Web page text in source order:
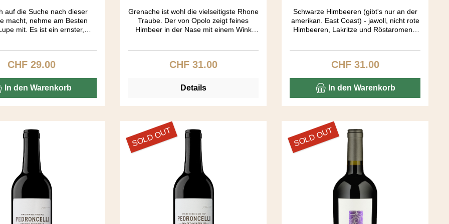
auf die Suche nach dieser
macht, nehme am Besten
mit. Es ist ein ernster,
Ausnahmewein.
Regulärer Preis:
CHF 29.00
In den Warenkorb
Grenache ist wohl die vielseitigste Rhone
Traube. Der von Opolo zeigt feines
Himbeer in der Nase mit einem Wink
Schuss Pfiffigkeit.
Regulärer Preis:
CHF 31.00
Details
Schwarze Himbeeren (gibt's nur an der
amerikan. East Coast) - jawoll, nicht rote
Himbeeren, Lakritze und Röstaromen -
drei verschieden Rebbergen: Stone Tree
Red Mountain AVA bringen die
Röstaromen, der Dutchman Vineyard
Regulärer Preis:
CHF 31.00
In den Warenkorb
SOLD OUT SOLD OUT